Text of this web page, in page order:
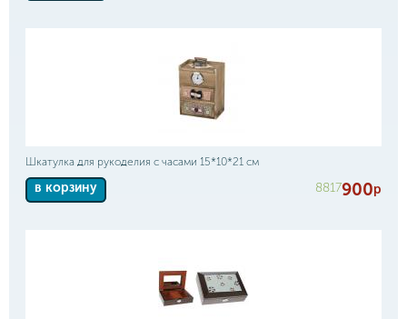
Шкатулка для рукоделия с часами 15*10*21 см
в корзину 8817900р